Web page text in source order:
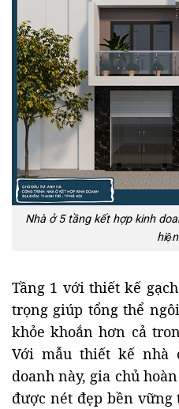
Nhà ở 5 tầng kết hợp kinh
Tầng 1 với thiết kế
trọng giúp tổng thể
khỏe khoắn hơn cả
Với mẫu thiết kế
doanh này, gia chủ
được nét đẹp bền